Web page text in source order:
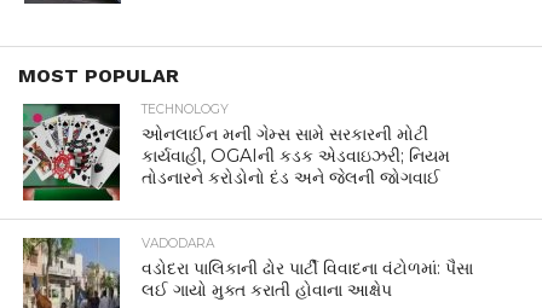
MOST POPULAR
TECHNOLOGY
ઓનલાઈન મની ગેમ્સ સામે સરકારની મોટી
કાર્યવાહી, OGAIની કડક એડવાઇઝરી; નિયમ
તોડનારને કરોડોનો દંડ અને જેલની જોગવાઈ
VADODARA
વડોદરા પાલિકાની ઢોર પાર્ટી વિવાદના વંટોળમાં: પૈસા
લઈ ગાયો મુક્ત કરાતી હોવાના આક્ષેપ